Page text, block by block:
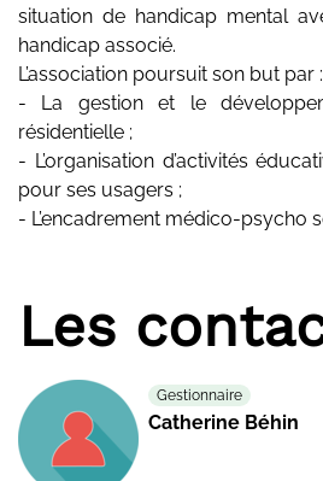
situation de handicap mental
handicap associé.
L’association poursuit son but par :
- La gestion et le
résidentielle ;
- L’organisation d’activités
pour ses usagers ;
- L’encadrement médico-psycho
Les
Gestionnaire
Catherine Béhin